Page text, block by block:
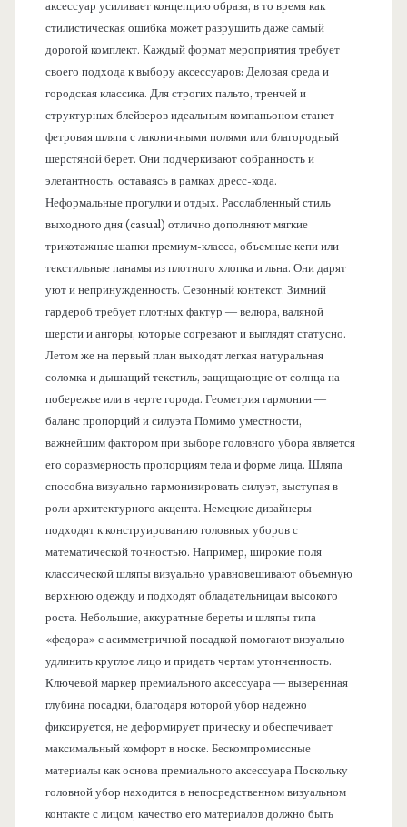
аксессуар усиливает концепцию образа, в то время как
стилистическая ошибка может разрушить даже самый
дорогой комплект. Каждый формат мероприятия требует
своего подхода к выбору аксессуаров: Деловая среда и
городская классика. Для строгих пальто, тренчей и
структурных блейзеров идеальным компаньоном станет
фетровая шляпа с лаконичными полями или благородный
шерстяной берет. Они подчеркивают собранность и
элегантность, оставаясь в рамках дресс-кода.
Неформальные прогулки и отдых. Расслабленный стиль
выходного дня (casual) отлично дополняют мягкие
трикотажные шапки премиум-класса, объемные кепи или
текстильные панамы из плотного хлопка и льна. Они дарят
уют и непринужденность. Сезонный контекст. Зимний
гардероб требует плотных фактур — велюра, валяной
шерсти и ангоры, которые согревают и выглядят статусно.
Летом же на первый план выходят легкая натуральная
соломка и дышащий текстиль, защищающие от солнца на
побережье или в черте города. Геометрия гармонии —
баланс пропорций и силуэта Помимо уместности,
важнейшим фактором при выборе головного убора является
его соразмерность пропорциям тела и форме лица. Шляпа
способна визуально гармонизировать силуэт, выступая в
роли архитектурного акцента. Немецкие дизайнеры
подходят к конструированию головных уборов с
математической точностью. Например, широкие поля
классической шляпы визуально уравновешивают объемную
верхнюю одежду и подходят обладательницам высокого
роста. Небольшие, аккуратные береты и шляпы типа
«федора» с асимметричной посадкой помогают визуально
удлинить круглое лицо и придать чертам утонченность.
Ключевой маркер премиального аксессуара — выверенная
глубина посадки, благодаря которой убор надежно
фиксируется, не деформирует прическу и обеспечивает
максимальный комфорт в носке. Бескомпромиссные
материалы как основа премиального аксессуара Поскольку
головной убор находится в непосредственном визуальном
контакте с лицом, качество его материалов должно быть